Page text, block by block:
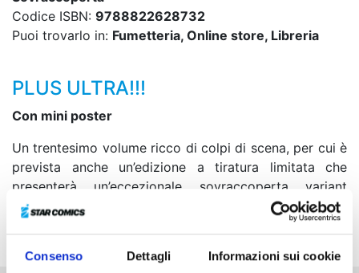
Consenso Dettagli Informazioni sui cookie
Codice ISBN: 9788822628732
Puoi trovarlo in: Fumetteria, Online store, Libreria
PLUS ULTRA!!!
Con mini poster
Un trentesimo volume ricco di colpi di scena, per cui è
prevista anche un’edizione a tiratura limitata che
presenterà un’eccezionale sovraccoperta variant
celebrativa e un esclusivo mini poster a colori